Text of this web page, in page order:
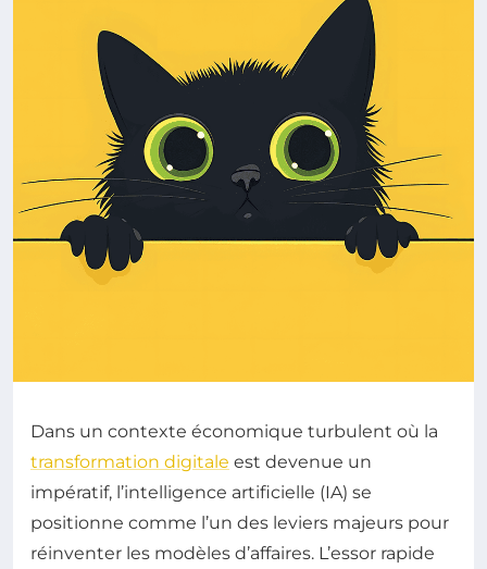
Dans un contexte économique turbulent où la
transformation digitale est devenue un
impératif, l’intelligence artificielle (IA) se
positionne comme l’un des leviers majeurs pour
réinventer les modèles d’affaires. L’essor rapide